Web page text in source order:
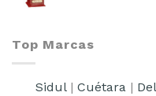
Top Marcas
Sidul| Cuétara |